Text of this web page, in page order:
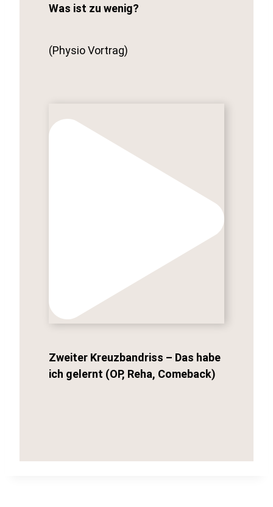
Was ist zu wenig?
(Physio Vortrag)
Zweiter Kreuzbandriss – Das habe
ich gelernt (OP, Reha, Comeback)